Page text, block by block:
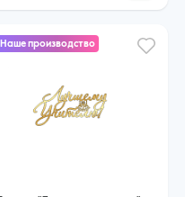
Наше производство